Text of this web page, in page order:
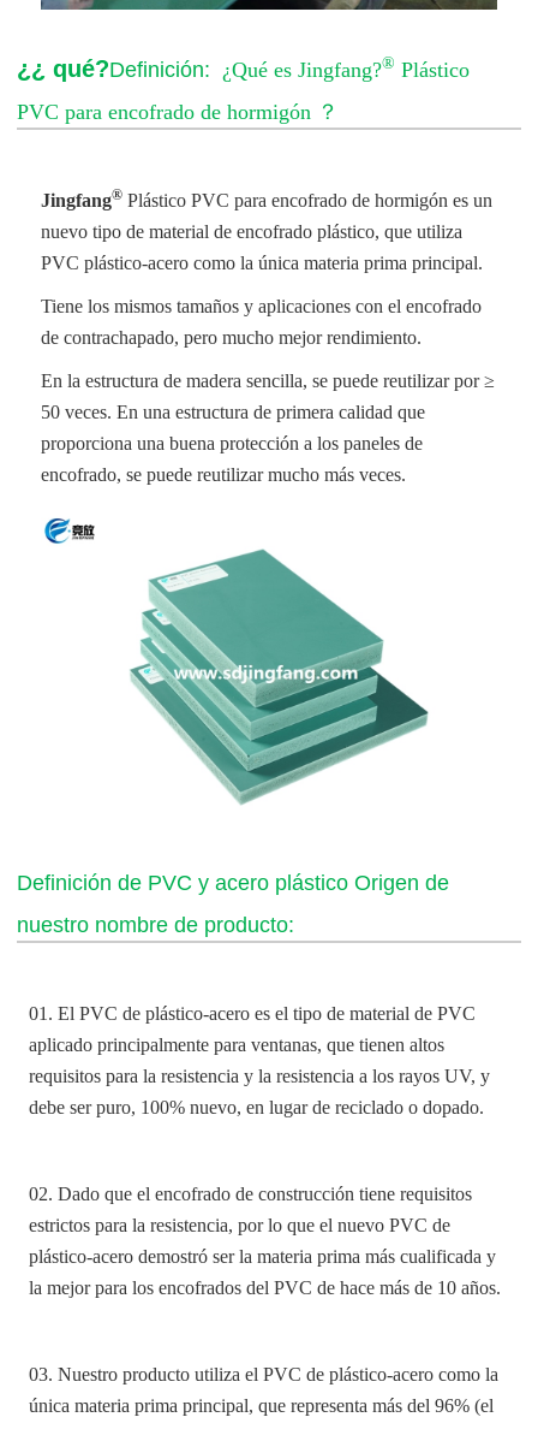
¿¿ qué?Definición: ¿Qué es Jingfang?® Plástico
PVC para encofrado de hormigón ？
Jingfang® Plástico PVC para encofrado de hormigónes un
nuevo tipo de material de encofrado plástico, que utiliza
PVC plástico-acero como la única materia prima principal.
Tiene los mismos tamaños y aplicaciones con el encofrado
de contrachapado, pero mucho mejor rendimiento.
En la estructura de madera sencilla, se puede reutilizar por ≥
50 veces. En una estructura de primera calidad que
proporciona una buena protección a los paneles de
encofrado, se puede reutilizar mucho más veces.
Definición de PVC y acero plástico Origen de
nuestro nombre de producto:
01. El PVC de plástico-acero es el tipo de material de PVC
aplicado principalmente para ventanas, que tienen altos
requisitos para la resistencia y la resistencia a los rayos UV, y
debe ser puro, 100% nuevo, en lugar de reciclado o dopado.
02. Dado que el encofrado de construcción tiene requisitos
estrictos para la resistencia, por lo que el nuevo PVC de
plástico-acero demostró ser la materia prima más cualificada y
la mejor para los encofrados del PVC de hace más de 10 años.
03. Nuestro producto utiliza el PVC de plástico-acero como la
única materia prima principal, que representa más del 96% (el